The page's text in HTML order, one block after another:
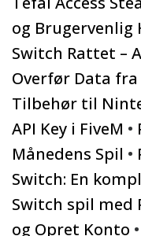
og Brugervenlig
Switch Rattet –
Overfør Data fra
Tilbehør til
API Key i FiveM •
Månedens Spil •
Switch: En
Switch spil med
og Opret Konto •